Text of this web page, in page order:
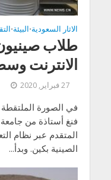
الاثار السعودية•البيئة•
طلاب
الانترنت
27 فبراير, 2020
فنغ أستاذة من
المتقدم عبر نظام
الصينية بكين. وبدأ...